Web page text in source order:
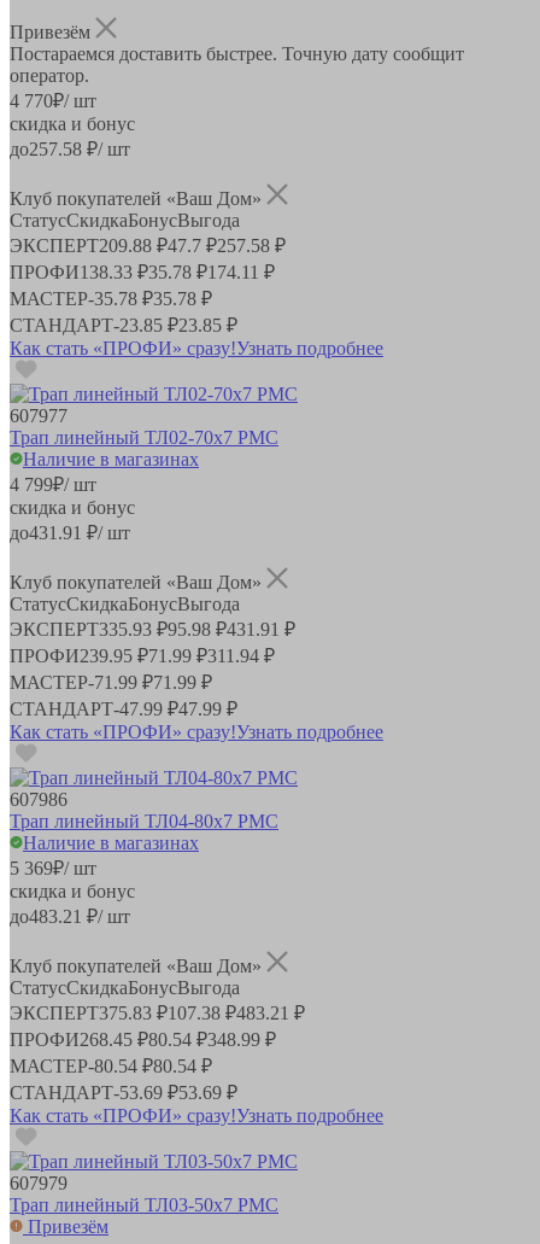
Привезём
Постараемся доставить быстрее. Точную дату сообщит
оператор.
4 770₽/ шт
скидка и бонус
до257.58 ₽/ шт
Клуб покупателей «Ваш Дом»
СтатусСкидкаБонусВыгода
ЭКСПЕРТ209.88 ₽47.7 ₽257.58 ₽
ПРОФИ138.33 ₽35.78 ₽174.11 ₽
МАСТЕР-35.78 ₽35.78 ₽
СТАНДАРТ-23.85 ₽23.85 ₽
Как стать «ПРОФИ» сразу!Узнать подробнее
607977
Трап линейный ТЛ02-70х7 РМС
Наличие в магазинах
4 799₽/ шт
скидка и бонус
до431.91 ₽/ шт
Клуб покупателей «Ваш Дом»
СтатусСкидкаБонусВыгода
ЭКСПЕРТ335.93 ₽95.98 ₽431.91 ₽
ПРОФИ239.95 ₽71.99 ₽311.94 ₽
МАСТЕР-71.99 ₽71.99 ₽
СТАНДАРТ-47.99 ₽47.99 ₽
Как стать «ПРОФИ» сразу!Узнать подробнее
607986
Трап линейный ТЛ04-80х7 РМС
Наличие в магазинах
5 369₽/ шт
скидка и бонус
до483.21 ₽/ шт
Клуб покупателей «Ваш Дом»
СтатусСкидкаБонусВыгода
ЭКСПЕРТ375.83 ₽107.38 ₽483.21 ₽
ПРОФИ268.45 ₽80.54 ₽348.99 ₽
МАСТЕР-80.54 ₽80.54 ₽
СТАНДАРТ-53.69 ₽53.69 ₽
Как стать «ПРОФИ» сразу!Узнать подробнее
607979
Трап линейный ТЛ03-50х7 РМС
Привезём